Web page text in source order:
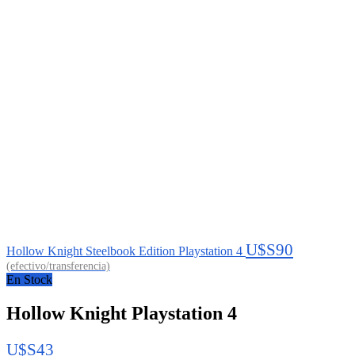
Hollow Knight Steelbook Edition Playstation 4 U$S90
En Stock
Hollow Knight Playstation 4
U$S43